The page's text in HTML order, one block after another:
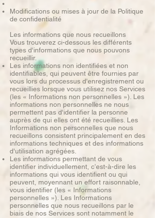
Modifications ou mises à jour de la Politique
de confidentialité
Les informations que nous recueillons
Vous trouverez ci-dessous les différents
types d'informations que nous pouvons
recueillir.
Les informations non identifiées et non
identifiables, qui peuvent être fournies par
vous lors du processus d'enregistrement ou
recueillies lorsque vous utilisez nos Services
(les « Informations non personnelles »). Les
informations non personnelles ne nous
permettent pas d'identifier la personne
auprès de qui elles ont été recueillies. Les
Informations non personnelles que nous
recueillons consistent principalement en des
informations techniques et des informations
d'utilisation agrégées.
Les informations permettant de vous
identifier individuellement, c’est-à-dire les
informations qui vous identifient ou qui
peuvent, moyennant un effort raisonnable,
vous identifier (les « Informations
personnelles »). Les Informations
personnelles que nous recueillons par le
biais de nos Services sont notamment le